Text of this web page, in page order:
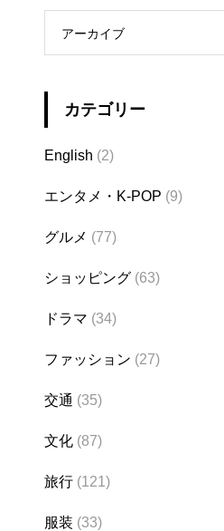
アーカイブ
カテゴリー
English (2)
エンタメ・K-POP (9)
グルメ (77)
ショッピング (63)
ドラマ (34)
ファッション (27)
交通 (35)
文化 (87)
旅行 (121)
服装 (33)